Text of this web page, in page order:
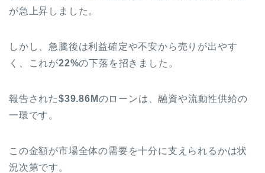
が急上昇しました。
しかし、急騰後は利益確定や不安から売りが出やす
く、これが22%の下落を招きました。
報告された$39.86Mのローンは、融資や流動性供給の
一環です。
この金額が市場全体の需要を十分に支えられるかは状
況次第です。